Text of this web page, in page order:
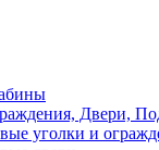
Двери,
уголки и